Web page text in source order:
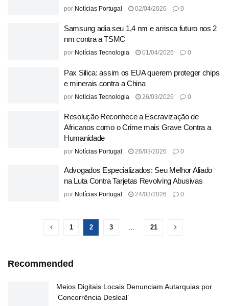
por Notícias Portugal 02/04/2026 0
Samsung adia seu 1,4 nm e arrisca futuro nos 2
nm contra a TSMC
por Notícias Tecnologia 01/04/2026 0
Pax Silica: assim os EUA querem proteger chips
e minerais contra a China
por Notícias Tecnologia 26/03/2026 0
Resolução Reconhece a Escravização de
Africanos como o Crime mais Grave Contra a
Humanidade
por Notícias Portugal 26/03/2026 0
Advogados Especializados: Seu Melhor Aliado
na Luta Contra Tarjetas Revolving Abusivas
por Notícias Portugal 24/03/2026 0
1 2 3 21
Recommended
Meios Digitais Locais Denunciam Autarquias por
‘Concorrência Desleal’